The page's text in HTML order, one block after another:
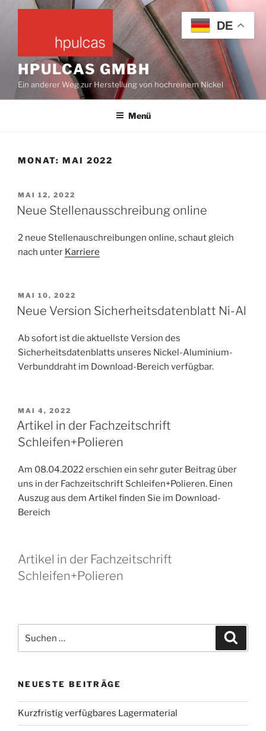
Zum
HPULCAS GMBH
Ein anderer Weg zur Herstellung von hochreinem Nickel
Menü
MONAT: MAI 2022
VERÖFFENTLICHT
AM
MAI 12, 2022
Neue Stellenausschreibung online
2 neue Stellenauschreibungen online, schaut gleich
nach unter Karriere
VERÖFFENTLICHT
AM
MAI 10, 2022
Neue Version Sicherheitsdatenblatt Ni-Al
Ab sofort ist die aktuellste Version des
Sicherheitsdatenblatts unseres Nickel-Aluminium-
Verbunddraht im Download-Bereich verfügbar.
VERÖFFENTLICHT
AM
MAI 4, 2022
Artikel in der Fachzeitschrift
Schleifen+Polieren
Am 08.04.2022 erschien ein sehr guter Beitrag über
uns in der Fachzeitschrift Schleifen+Polieren. Einen
Auszug aus dem Artikel finden Sie im Download-
Bereich
Artikel in der Fachzeitschrift
Schleifen+Polieren
nach:
NEUESTE BEITRÄGE
Kurzfristig verfügbares Lagermaterial
DE